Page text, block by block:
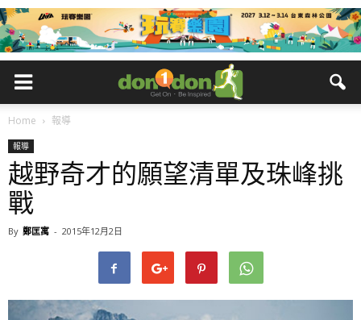
Home 報導
報導
越野奇才的願望清單及珠峰挑
戰
By 鄭匡寓 - 2015年12月2日